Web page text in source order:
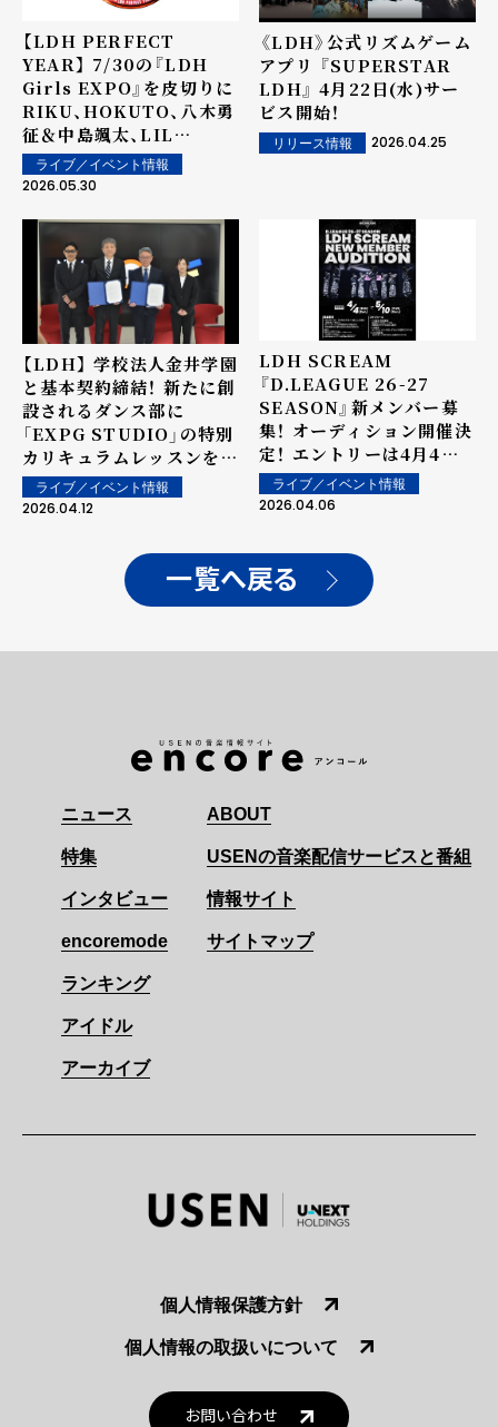
【LDH PERFECT
YEAR】 7/30の『LDH
Girls EXPO』を皮切りに
RIKU、HOKUTO、八木勇
征＆中島颯太、LIL
LEAGUEらが TOKYO
DREAM PARKにて
催決定！
ライブ／イベント情報
2026.05.30
《LDH》公式リズムゲーム
アプリ 『SUPERSTAR
LDH』 4月22日(水)サー
ビス開始！
リリース情報 2026.04.25
【LDH】 学校法人金井学園
と基本契約締結！ 新たに創
設されるダンス部に
「EXPG STUDIO」の特別
カリキュラムレッスンを提
供！ 調印式にはEXILEの
松本利夫も出席！!
ライブ／イベント情報
2026.04.12
LDH SCREAM
『D.LEAGUE 26-27
SEASON』新メンバー募
集！ オーディション開催決
定！ エントリーは4月4日
からスタート！！
ライブ／イベント情報
2026.04.06
一覧へ戻る
ニュース
特集
インタビュー
encoremode
ランキング
アイドル
アーカイブ
ABOUT
USENの音楽配信サービスと番組
情報サイト
サイトマップ
個人情報保護方針
個人情報の取扱いについて
お問い合わせ